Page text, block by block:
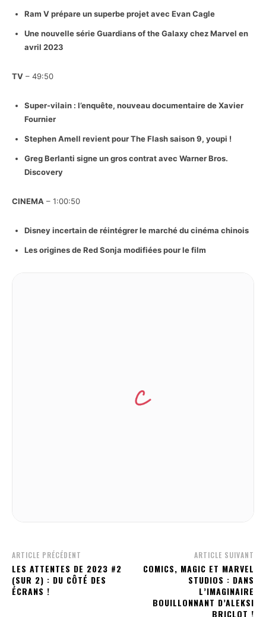
Ram V prépare un superbe projet avec Evan Cagle
Une nouvelle série Guardians of the Galaxy chez Marvel en
avril 2023
TV – 49:50
Super-vilain : l’enquête, nouveau documentaire de Xavier
Fournier
Stephen Amell revient pour The Flash saison 9, youpi !
Greg Berlanti signe un gros contrat avec Warner Bros.
Discovery
CINEMA – 1:00:50
Disney incertain de réintégrer le marché du cinéma chinois
Les origines de Red Sonja modifiées pour le film
ARTICLE PRÉCÉDENT
LES ATTENTES DE 2023 #2
(SUR 2) : DU CÔTÉ DES
ÉCRANS !
ARTICLE SUIVANT
COMICS, MAGIC ET MARVEL
STUDIOS : DANS
L’IMAGINAIRE
BOUILLONNANT D’ALEKSI
BRICLOT !